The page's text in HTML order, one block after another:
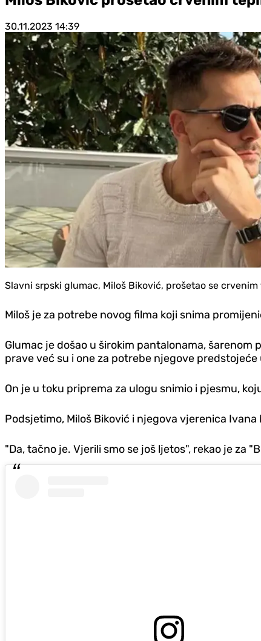
30.11.2023 14:39
Slavni srpski glumac, Miloš Biković, prošetao se
Miloš je za potrebe novog filma koji snima
Glumac je došao u širokim pantalonama,
prave već su i one za potrebe njegove predstojeće
On je u toku priprema za ulogu snimio i pjesmu,
Podsjetimo, Miloš Biković i njegova vjerenica
"Da, tačno je. Vjerili smo se još ljetos", rekao je za